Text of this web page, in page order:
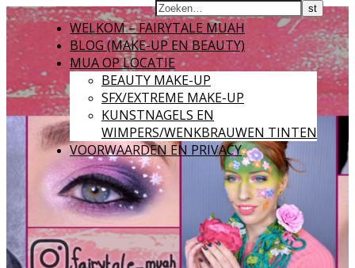
WELKOM – FAIRYTALE MUAH
BLOG (MAKE-UP EN BEAUTY)
MUA OP LOCATIE
BEAUTY MAKE-UP
SFX/EXTREME MAKE-UP
KUNSTNAGELS EN
WIMPERS/WENKBRAUWEN TINTEN
VOORWAARDEN EN PRIVACY